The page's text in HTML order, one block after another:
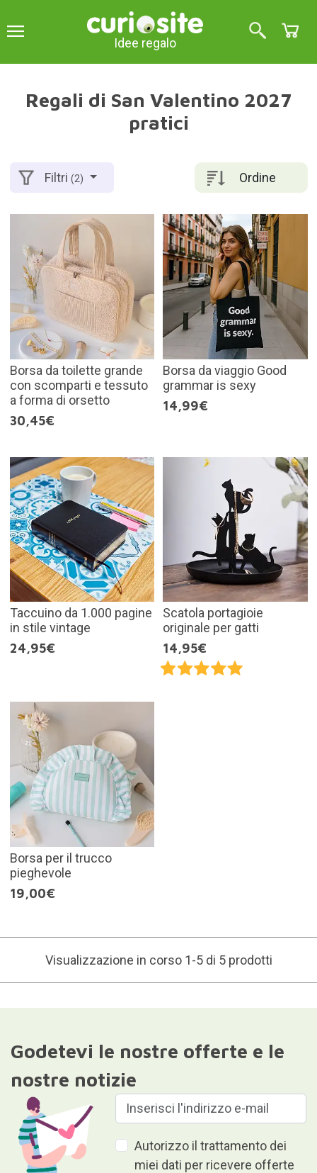
Idee regalo
Regali di San Valentino 2027
pratici
Ordine
Filtri(2)
Borsa da toilette grande
con scomparti e tessuto
a forma di orsetto
30,45€
Borsa da viaggio Good
grammar is sexy
14,99€
Taccuino da 1.000 pagine
in stile vintage
24,95€
Scatola portagioie
originale per gatti
14,95€
Borsa per il trucco
pieghevole
19,00€
Visualizzazione in corso 1-5 di 5 prodotti
Godetevi le nostre offerte e le
nostre notizie
Autorizzo il trattamento dei
miei dati per ricevere offerte